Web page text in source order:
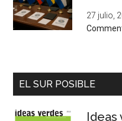
27 julio,
EL SUR POSIBLE
Ideas